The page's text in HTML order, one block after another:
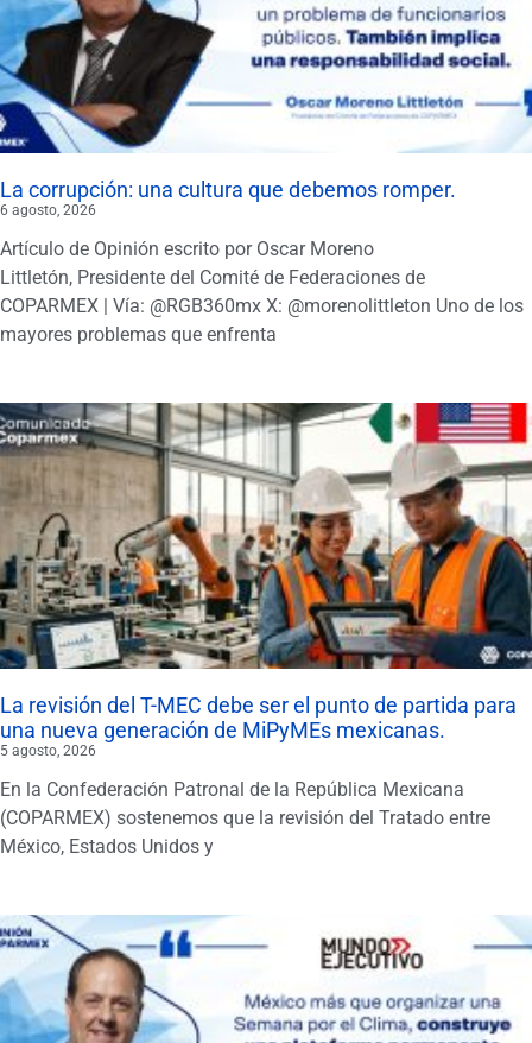
La corrupción: una cultura que debemos romper.
6 agosto, 2026
Artículo de Opinión escrito por Oscar Moreno
Littletón, Presidente del Comité de Federaciones de
COPARMEX | Vía: @RGB360mx X: @morenolittleton Uno de los
mayores problemas que enfrenta
La revisión del T-MEC debe ser el punto de partida para
una nueva generación de MiPyMEs mexicanas.
5 agosto, 2026
En la Confederación Patronal de la República Mexicana
(COPARMEX) sostenemos que la revisión del Tratado entre
México, Estados Unidos y